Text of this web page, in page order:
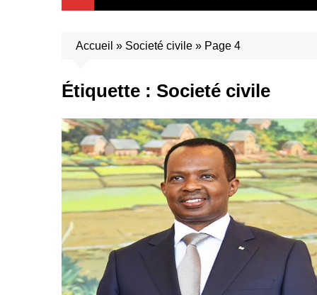
Accueil » Societé civile » Page 4
Étiquette : Societé civile